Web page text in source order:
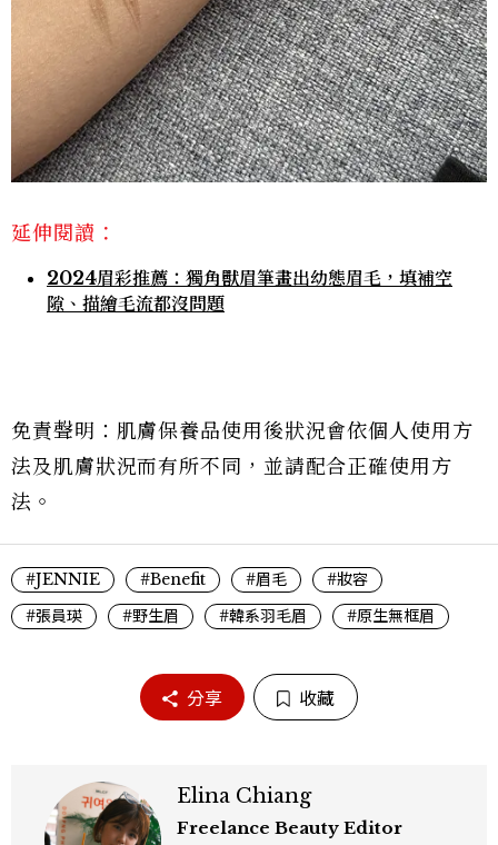
延伸閱讀：
2024眉彩推薦：獨角獸眉筆畫出幼態眉毛，填補空
隙、描繪毛流都沒問題
免責聲明：肌膚保養品使用後狀況會依個人使用方
法及肌膚狀況而有所不同，並請配合正確使用方
法。
#JENNIE #Benefit #眉毛
#妝容
#張員瑛
#野生眉 #韓系羽毛眉 #原生無框眉
分享 收藏
Elina Chiang
Freelance Beauty Editor